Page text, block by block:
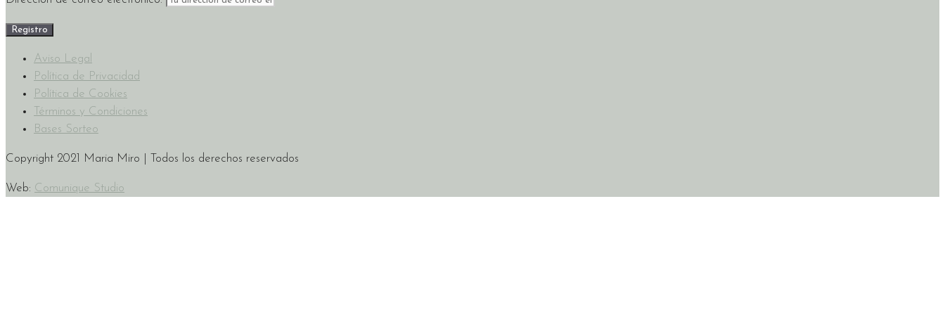
Aviso Legal
Política de Privacidad
Política de Cookies
Términos y Condiciones
Bases Sorteo
Copyright 2021 Maria Miro | Todos los derechos reservados
Web: Comunique Studio